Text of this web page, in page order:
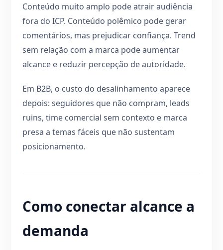
Conteúdo muito amplo pode atrair audiência
fora do ICP. Conteúdo polêmico pode gerar
comentários, mas prejudicar confiança. Trend
sem relação com a marca pode aumentar
alcance e reduzir percepção de autoridade.
Em B2B, o custo do desalinhamento aparece
depois: seguidores que não compram, leads
ruins, time comercial sem contexto e marca
presa a temas fáceis que não sustentam
posicionamento.
Como conectar alcance a
demanda